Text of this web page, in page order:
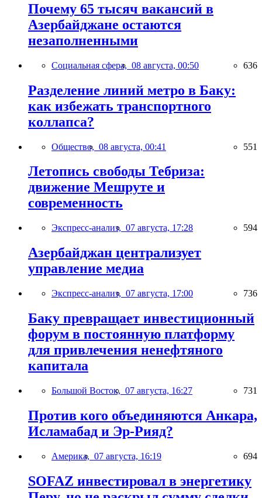
Почему 65 тысяч вакансий в
Азербайджане остаются
незаполненными
Социальная сфера, 08 августа, 00:50 636
Разделение линий метро в Баку:
как избежать транспортного
коллапса?
Общество, 08 августа, 00:41 551
Летопись свободы Тебриза:
движение Мешруте и
современность
Экспресс-анализ, 07 августа, 17:28 594
Азербайджан централизует
управление медиа
Экспресс-анализ, 07 августа, 17:00 736
Баку превращает инвестиционный
форум в постоянную платформу
для привлечения ненефтяного
капитала
Большой Восток, 07 августа, 16:27 731
Против кого объединяются Анкара,
Исламабад и Эр-Рияд?
Америка, 07 августа, 16:19 694
SOFAZ инвестировал в энергетику